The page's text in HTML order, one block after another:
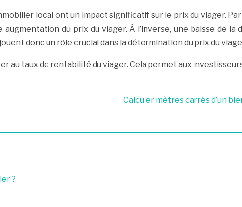
local ont un impact significatif sur le prix du viager.
du prix du viager. À l’inverse, une baisse de la
donc un rôle crucial dans la détermination du prix du
au taux de rentabilité du viager. Cela permet aux
Calculer mètres carrés d’un
?